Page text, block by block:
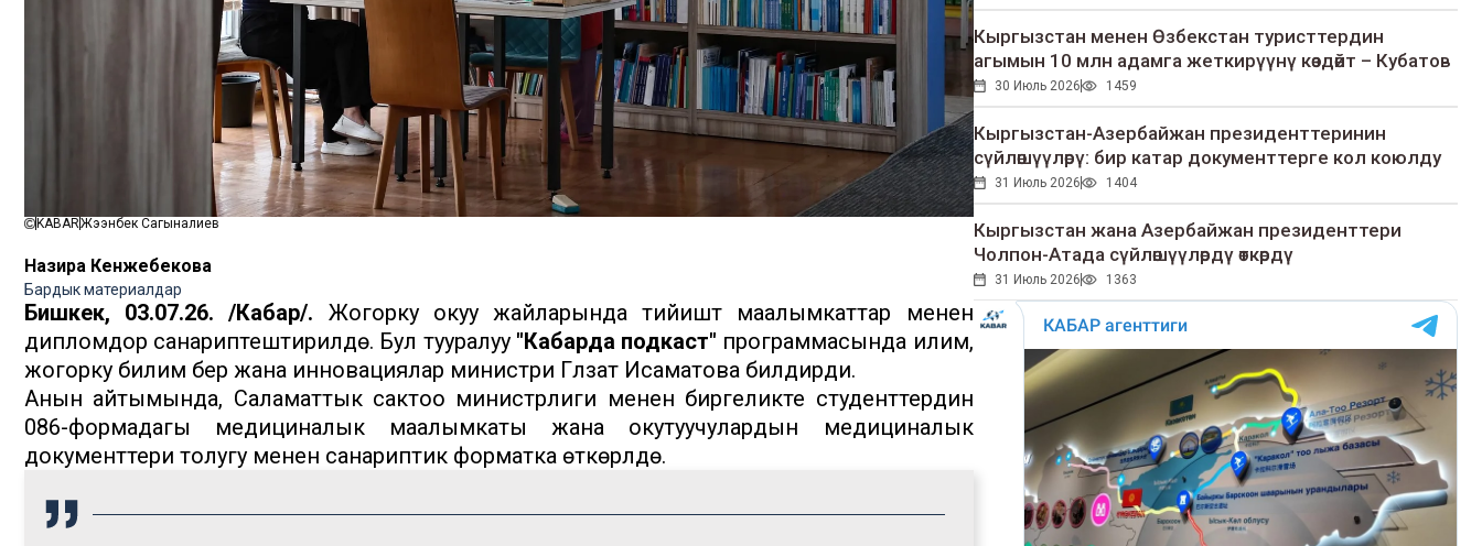
KABARЖээнбек Сагыналиев
Назира Кенжебекова
Бардык материалдар
Бишкек, 03.07.26. /Кабар/. Жогорку окуу жайларында тийиштүү маалымкаттар менен
дипломдор санариптештирилүүдө. Бул тууралуу "Кабарда подкаст" программасында илим,
жогорку билим берүү жана инновациялар министри Гүлзат Исаматова билдирди.
Анын айтымында, Саламаттык сактоо министрлиги менен биргеликте студенттердин
086-формадагы медициналык маалымкаты жана окутуучулардын медициналык
документтери толугу менен санариптик форматка өткөрүлүүдө.
Кыргызстан менен Өзбекстан туристтердин
агымын 10 млн адамга жеткирүүнү көздөйт – Кубатов
30 Июль 2026 1459
Кыргызстан-Азербайжан президенттеринин
сүйлөшүүлөрү: бир катар документтерге кол коюлду
31 Июль 2026 1404
Кыргызстан жана Азербайжан президенттери
Чолпон-Атада сүйлөшүүлөрдү өткөрдү
31 Июль 2026 1363